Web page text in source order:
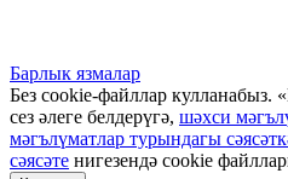
Барлык язмалар
Без cookie-файллар кулланабыз.
сез әлеге белдерүгә, шәхси
мәгълүматлар турындагы
сәясәте нигезендә cookie